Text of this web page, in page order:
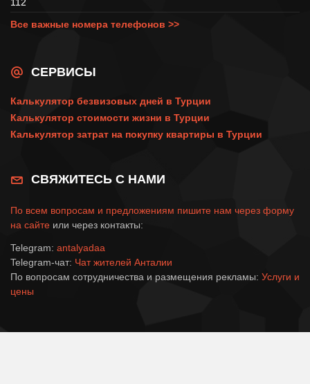
112
Все важные номера телефонов >>
СЕРВИСЫ
Калькулятор безвизовых дней в Турции
Калькулятор стоимости жизни в Турции
Калькулятор затрат на покупку квартиры в Турции
СВЯЖИТЕСЬ С НАМИ
По всем вопросам и предложениям пишите нам через форму
на сайте или через контакты:
Telegram: antalyadaa
Telegram-чат: Чат жителей Анталии
По вопросам сотрудничества и размещения рекламы: Услуги и
цены